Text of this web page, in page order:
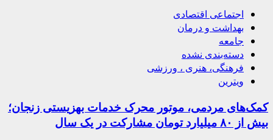
اجتماعی اقتصادی
بهداشت و درمان
جامعه
دسته‌بندی نشده
فرهنگی، هنری ، ورزشی
ویترین
کمک‌های مردمی، موتور محرک خدمات بهزیستی زنجان؛
بیش از ۸۰ میلیارد تومان مشارکت در یک سال